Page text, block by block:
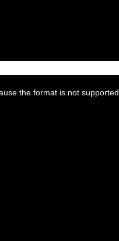
the format is not supported.